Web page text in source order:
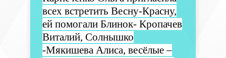
всех встретить Весну-Красну,
ей помогали Блинок- Кропачев
Виталий, Солнышко
-Мякишева Алиса, весёлые –